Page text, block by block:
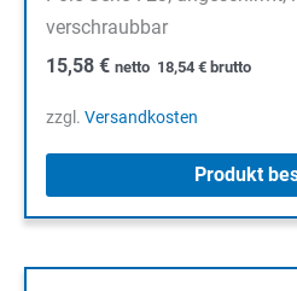
verschraubbar
15,58 € netto 18,54 € brutto
zzgl. Versandkosten
Produkt